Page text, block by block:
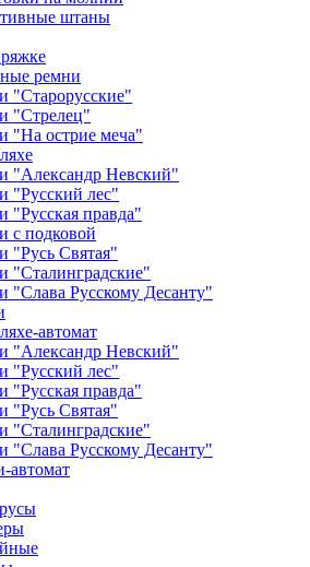
штаны
ремни
"Старорусские"
"Стрелец"
"На острие меча"
"Александр Невский"
"Русский лес"
"Русская правда"
с подковой
"Русь Святая"
"Сталинградские"
"Слава Русскому Десанту"
автомат
"Александр Невский"
"Русский лес"
"Русская правда"
"Русь Святая"
"Сталинградские"
"Слава Русскому Десанту"
автомат